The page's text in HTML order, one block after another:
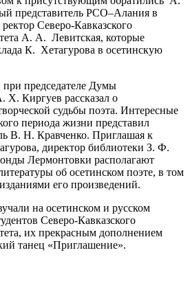
представитель РСО–Алания в
Северо-Кавказского
А. А. Левитская, которые
К. Хетагурова в осетинскую
председателе Думы
Х. Киргуев рассказал о
судьбы поэта. Интересные
периода жизни представил
В. Н. Кравченко. Приглашая к
директор библиотеки З. Ф.
Лермонтовки располагают
об осетинском поэте, в том
его произведений.
на осетинском и русском
Северо-Кавказского
их прекрасным дополнением
танец «Приглашение».